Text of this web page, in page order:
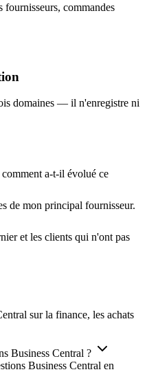
fournisseurs, commandes
domaines — il n'enregistre ni
a-t-il évolué ce
de mon principal fournisseur.
et les clients qui n'ont pas
sur la finance, les achats
Business Central ?
Business Central en